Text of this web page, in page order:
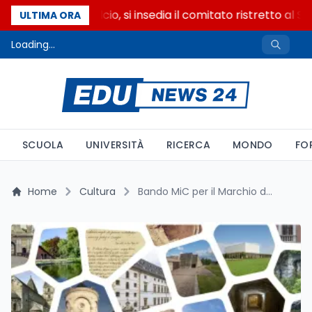
ULTIMA ORA
Riforma del calcio, si insedia il comitato ristretto al
Loading...
SCUOLA UNIVERSITÀ RICERCA MONDO
Home Cultura Bando MiC per il Marchio del patrimonio europeo: scadenza 4 novembre